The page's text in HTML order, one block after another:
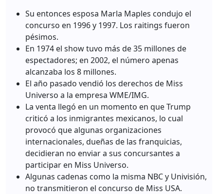
Su entonces esposa Marla Maples condujo el
concurso en 1996 y 1997. Los raitings fueron
pésimos.
En 1974 el show tuvo más de 35 millones de
espectadores; en 2002, el número apenas
alcanzaba los 8 millones.
El año pasado vendió los derechos de Miss
Universo a la empresa WME/IMG.
La venta llegó en un momento en que Trump
criticó a los inmigrantes mexicanos, lo cual
provocó que algunas organizaciones
internacionales, dueñas de las franquicias,
decidieran no enviar a sus concursantes a
participar en Miss Universo.
Algunas cadenas como la misma NBC y Univisión,
no transmitieron el concurso de Miss USA.